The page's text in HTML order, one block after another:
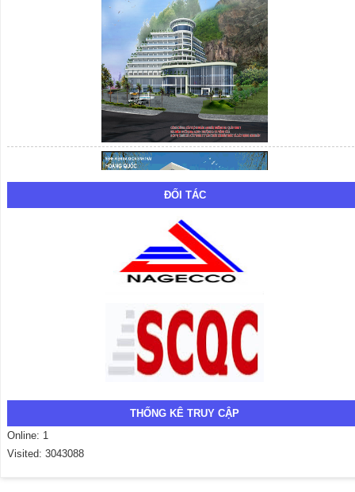
ĐỐI TÁC
THỐNG KÊ TRUY CẬP
Online: 1
Visited: 3043088